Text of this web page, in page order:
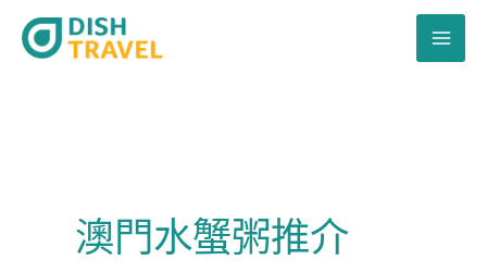
澳門水蟹粥推介